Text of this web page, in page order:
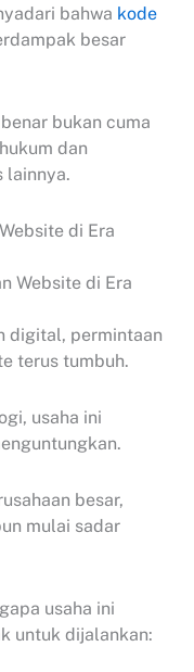
bahwa kode
besar
bukan cuma
dan
lainnya.
di Era
digital, permintaan
terus tumbuh.
usaha ini
besar,
mulai sadar
usaha ini
untuk dijalankan: